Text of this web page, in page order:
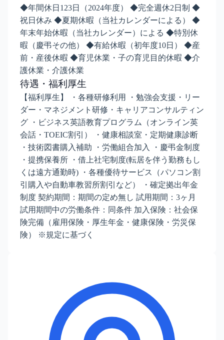
◆年間休日123日（2024年度） ◆完全週休2日制 ◆
祝日休み ◆夏期休暇（当社カレンダーによる） ◆
年末年始休暇（当社カレンダー）による ◆特別休
暇（慶弔その他） ◆有給休暇（初年度10日） ◆産
前・産後休暇 ◆育児休業・子の育児目的休暇 ◆介
護休業・介護休業
待遇・福利厚生
【福利厚生】 ・各種研修利用 ・勉強会支援・リー
ダー・マネジメント研修・キャリアコンサルティン
グ ・ビジネス英語教育プログラム（オンライン英
会話・TOEIC割引） ・健康相談室・定期健康診断
・技術図書購入補助 ・労働組合加入 ・慶弔金制度
・提携保養所 ・借上社宅制度(転居を伴う勤務もし
くは遠方通勤時) ・各種優待サービス（パソコン割
引購入や自動車教習所割引など） ・確定拠出年金
制度 契約期間：期間の定め無し 試用期間：3ヶ月
試用期間中の労働条件：同条件 加入保険：社会保
険完備（雇用保険・厚生年金・健康保険・労災保
険） ※規定に基づく